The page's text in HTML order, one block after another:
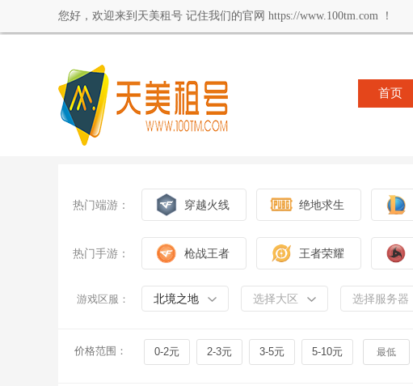
您好，欢迎来到天美租号 记住我们的官网 https://www.100tm.com ！
首页
热门端游： 穿越火线 绝地求生
热门手游： 枪战王者 王者荣耀
游戏区服： 北境之地 选择大区 选择服务器
价格范围： 0-2元 2-3元 3-5元 5-10元